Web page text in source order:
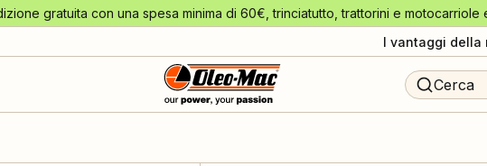
gratuita con una spesa minima di 60€, trinciatutto, trattorini e motocarriole
I vantaggi della
Cerca